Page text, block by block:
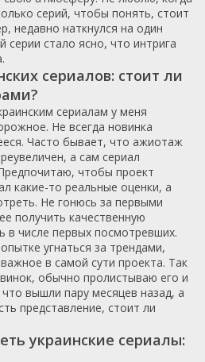
серий, чтобы понять, стоит
недавно наткнулся на один
серии стало ясно, что интрига
сериалов: стоит ли
сериалам у меня
Не всегда новинка
Часто бывает, что ажиотаж
а сам сериал
чтобы проект
какие-то реальные оценки, а
Не гонюсь за первыми
получить качественную
в числе первых посмотревших.
угнаться за трендами,
в самой сути проекта. Так
обычно пролистываю его и
вышли пару месяцев назад, а
представление, стоит ли
украинские сериалы: